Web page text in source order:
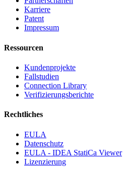
Karriere
Patent
Impressum
Ressourcen
Kundenprojekte
Fallstudien
Connection Library
Verifizierungsberichte
Rechtliches
EULA
Datenschutz
EULA - IDEA StatiCa Viewer
Lizenzierung